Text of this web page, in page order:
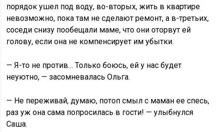
порядок ушел под воду, во-вторых, жить в квартире
невозможно, пока там не сделают ремонт, а в-третьих,
соседи снизу пообещали маме, что они оторвут ей
голову, если она не компенсирует им убытки.
— Я-то не против… Только боюсь, ей у нас будет
неуютно, — засомневалась Ольга.
— Не переживай, думаю, потоп смыл с маман ее спесь,
раз уж она сама попросилась в гости! — улыбнулся
Саша.